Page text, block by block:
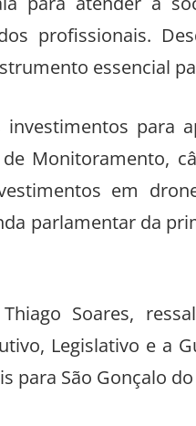
para atender à
profissionais.
essencial
para
Monitoramento,
em
parlamentar da
Soares,
Legislativo e a
São Gonçalo do